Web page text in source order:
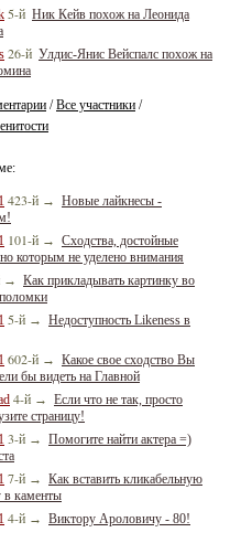
5-й Ник Кейв похож на Леонида
26-й Улдис-Янис Вейспалс похож на
/Все участники /
423-й → Новые лайкнесы -
101-й → Сходства, достойные
которым не уделено внимания
→ Как прикладывать картинку во
5-й → Недоступность Likeness в
602-й → Какое свое сходство Вы
бы видеть на Главной
4-й → Если что не так, просто
страницу!
3-й → Помогите найти актера =)
7-й → Как вставить кликабельную
в каменты
4-й → Виктору Ароловичу - 80!